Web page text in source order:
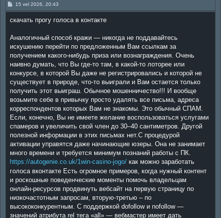
P
t
15 vel 2026, 20:43
скачать прогу голоса в контакте
Аналогичный способ кражи — никогда не поддавайтесь
искушению перейти по предложенным Вам ссылкам за
получением какого-нибудь приза или вознаграждения. Очень
наивно думать, что Вы где-то там, в какой-то лоторее или
конкурсе, в которой Вы даже не регистрировались и которой не
существует в природе, что-то выиграли и Вам остается только
получить этот выиграш. Обычное мошенничество!!! И вообще
возьмите себе в привычку просто удалять все письма, адреса
корреспондентов которых Вам не знакомы. Это обычный СПАМ.
Если, конечно, Вы не имеете желание воспользоваться услугами
спамеров и увеличить свой член до 30–40 сантиметров. Другой
полезной информации в этих письмах нет.С процедурой
активации управятся даже начинающие юзеры. Она не занимает
много времени и требуется минимум познаний работы с ПК.
https://autogenie.co.uk/1win-casino-jogo/ как можно заработать
голоса вконтакте Есть огромное примеров, когда нужный контент
и роскошные поведенческие моменты помочь владельцам
онлайн-ресурсов продвинуть вебсайт на первую страницу по
низкочастотным запросам, вторую-третью – по
высококонкурентным. С поддержкой dofollow и nofollow —
значений атрибута rel тега «all» — вебмастер имеет дать